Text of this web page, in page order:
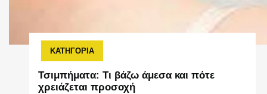
ΚΑΤΗΓΟΡΙΑ
Τσιμπήματα: Τι βάζω άμεσα και πότε
χρειάζεται προσοχή